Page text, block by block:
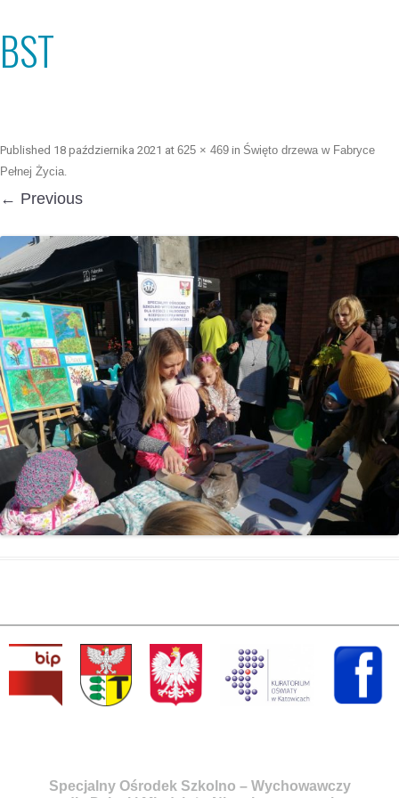
BST
Published 18 października 2021 at 625 × 469 in Święto drzewa w Fabryce
Pełnej Życia.
← Previous
Specjalny Ośrodek Szkolno – Wychowawczy